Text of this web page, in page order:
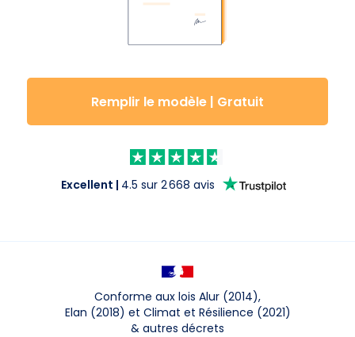
Remplir le modèle | Gratuit
Excellent | 4.5 sur 2 668 avis
Conforme aux lois Alur (2014),
Elan (2018) et Climat et Résilience (2021)
& autres décrets